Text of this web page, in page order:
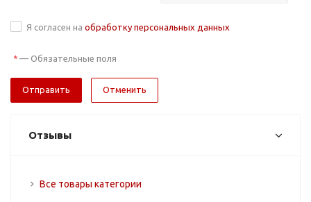
Я согласен на обработку персональных данных
* — Обязательные поля
Отменить
Отзывы
Все товары категории